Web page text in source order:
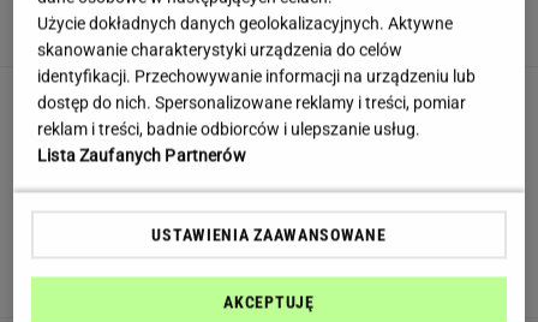
MATERIAŁ PROMOCYJNY
"Kiedy dopytuję, co się stało z
moją babcią, mówi, że mam nie pytać"
SUBSKRYPCJA
Grzmią, że "1670" niszczy skansen. Krytycy nie
przewidzieli jednego
JUSTYNA BRYCZKOWSKA
Użycie dokładnych danych geolokalizacyjnych. Aktywne
skanowanie charakterystyki urządzenia do celów
identyfikacji. Przechowywanie informacji na urządzeniu lub
dostęp do nich. Spersonalizowane reklamy i treści, pomiar
reklam i treści, badnie odbiorców i ulepszanie usług.
Lista Zaufanych Partnerów
USTAWIENIA ZAAWANSOWANE
AKCEPTUJĘ